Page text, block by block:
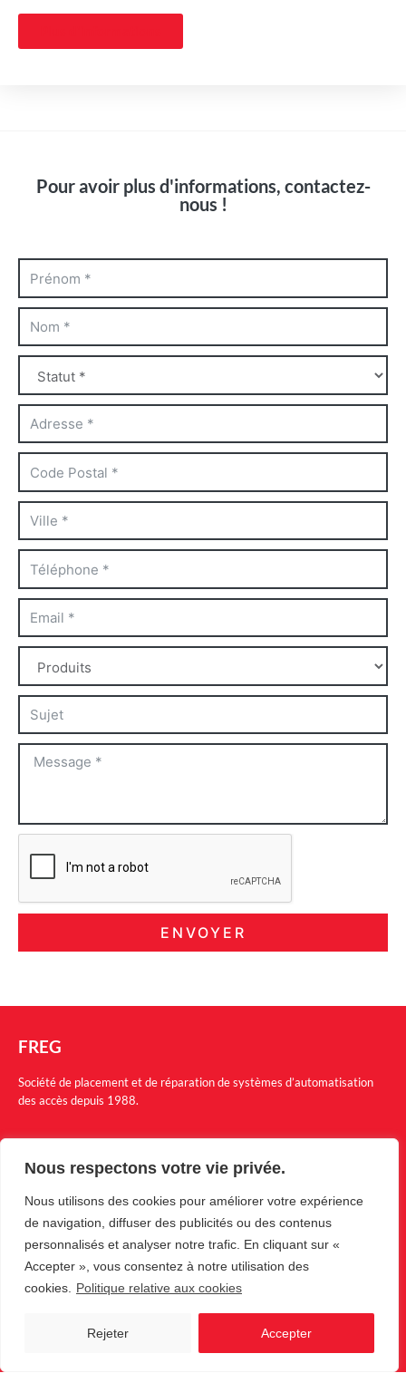
Nous respectons votre vie privée.
Nous utilisons des cookies pour améliorer votre expérience
de navigation, diffuser des publicités ou des contenus
personnalisés et analyser notre trafic. En cliquant sur «
Accepter », vous consentez à notre utilisation des
cookies.
Politique relative aux cookies
Rejeter Accepter
Pour avoir plus d'informations, contactez-
nous !
ENVOYER
FREG
Société de placement et de réparation de systèmes d’automatisation
des accès depuis 1988.
Revendeur
Contact
Rue de Herve 261-263 - 4030 Liège